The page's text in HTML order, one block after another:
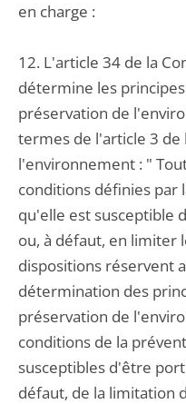
en charge :
12. L'article 34 de la
détermine les
préservation de
termes de l'article 3 de
l'environnement : "
conditions définies par
qu'elle est susceptible
ou, à défaut, en limiter
dispositions réservent
détermination des
préservation de
conditions de la
susceptibles d'être
défaut, de la limitation